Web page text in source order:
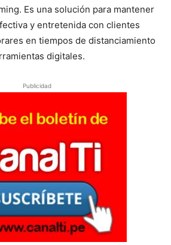
Es una solución para mantener
y entretenida con clientes
en tiempos de distanciamiento
digitales.
Publicidad